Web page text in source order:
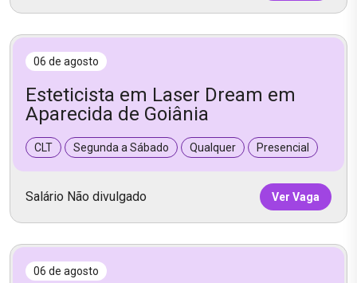
06 de agosto
Esteticista em Laser Dream em
Aparecida de Goiânia
CLT Segunda a Sábado Qualquer Presencial
Salário Não divulgado Ver Vaga
06 de agosto